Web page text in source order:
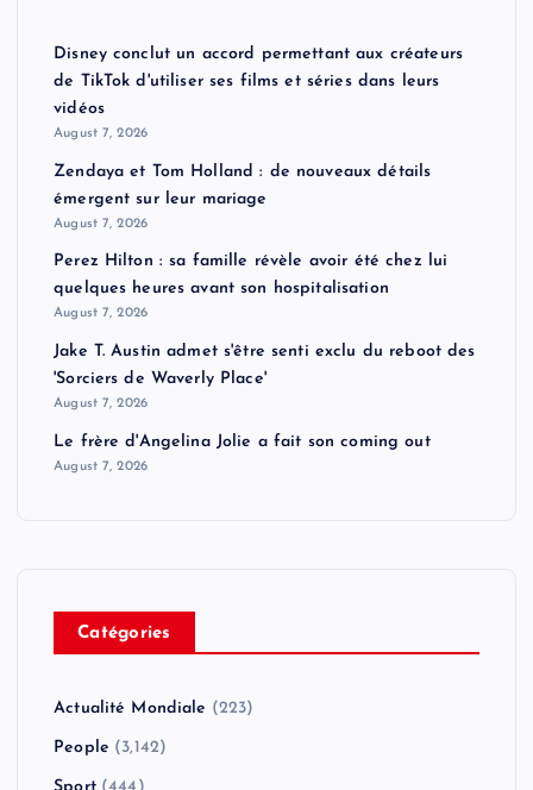
Disney conclut un accord permettant aux créateurs
de TikTok d'utiliser ses films et séries dans leurs
vidéos
August 7, 2026
Zendaya et Tom Holland : de nouveaux détails
émergent sur leur mariage
August 7, 2026
Perez Hilton : sa famille révèle avoir été chez lui
quelques heures avant son hospitalisation
August 7, 2026
Jake T. Austin admet s'être senti exclu du reboot des
'Sorciers de Waverly Place'
August 7, 2026
Le frère d'Angelina Jolie a fait son coming out
August 7, 2026
Catégories
Actualité Mondiale (223)
People (3,142)